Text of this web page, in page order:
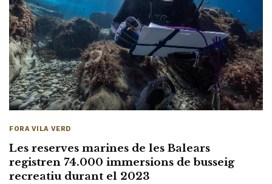
FORA VILA VERD
Les reserves marines de les Balears
registren 74.000 immersions de busseig
recreatiu durant el 2023